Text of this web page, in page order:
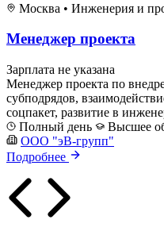
Москва • Инженерия и
Менеджер проекта
Зарплата не указана
Менеджер проекта по
субподрядов,
соцпакет, развитие в
Полный день
Высшее
ООО "эВ-групп"
Подробнее